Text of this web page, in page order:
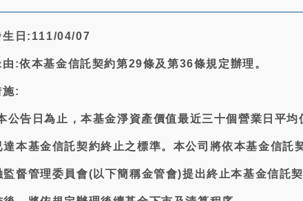
生日:111/04/07
:依本基金信託契約第29條及第36條規定辦理。
施:
公告日為止，本基金淨資產價值最近三十個營業日平均
達本基金信託契約終止之標準。本公司將依本基金信託
監督管理委員會(以下簡稱金管會)提出終止本基金信託